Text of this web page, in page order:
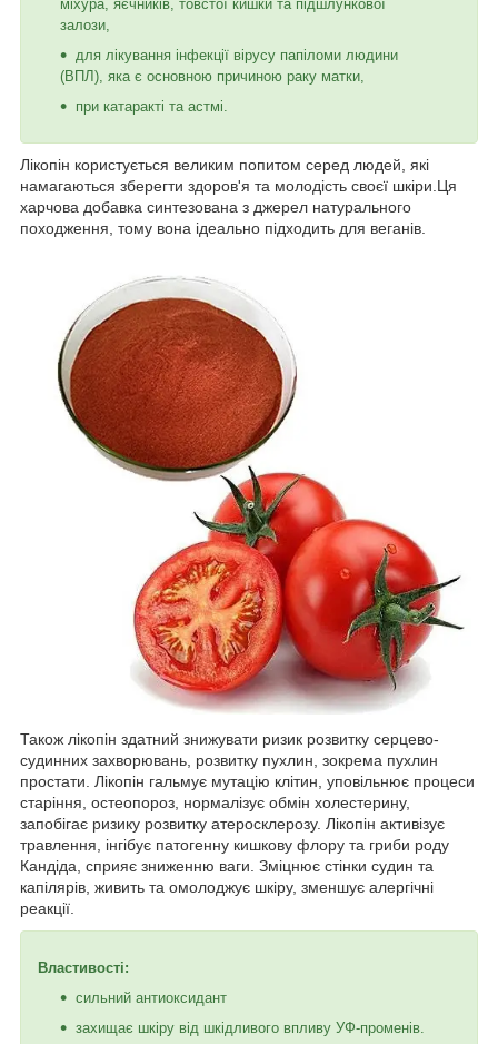
міхура, яєчників, товстої кишки та підшлункової
залози,
для лікування інфекції вірусу папіломи людини
(ВПЛ), яка є основною причиною раку матки,
при катаракті та астмі.
Лікопін користується великим попитом серед людей, які
намагаються зберегти здоров'я та молодість своєї шкіри.Ця
харчова добавка синтезована з джерел натурального
походження, тому вона ідеально підходить для веганів.
Також лікопін здатний знижувати ризик розвитку серцево-
судинних захворювань, розвитку пухлин, зокрема пухлин
простати. Лікопін гальмує мутацію клітин, уповільнює процеси
старіння, остеопороз, нормалізує обмін холестерину,
запобігає ризику розвитку атеросклерозу. Лікопін активізує
травлення, інгібує патогенну кишкову флору та гриби роду
Кандіда, сприяє зниженню ваги. Зміцнює стінки судин та
капілярів, живить та омолоджує шкіру, зменшує алергічні
реакції.
Властивості:
сильний антиоксидант
захищає шкіру від шкідливого впливу УФ-променів.